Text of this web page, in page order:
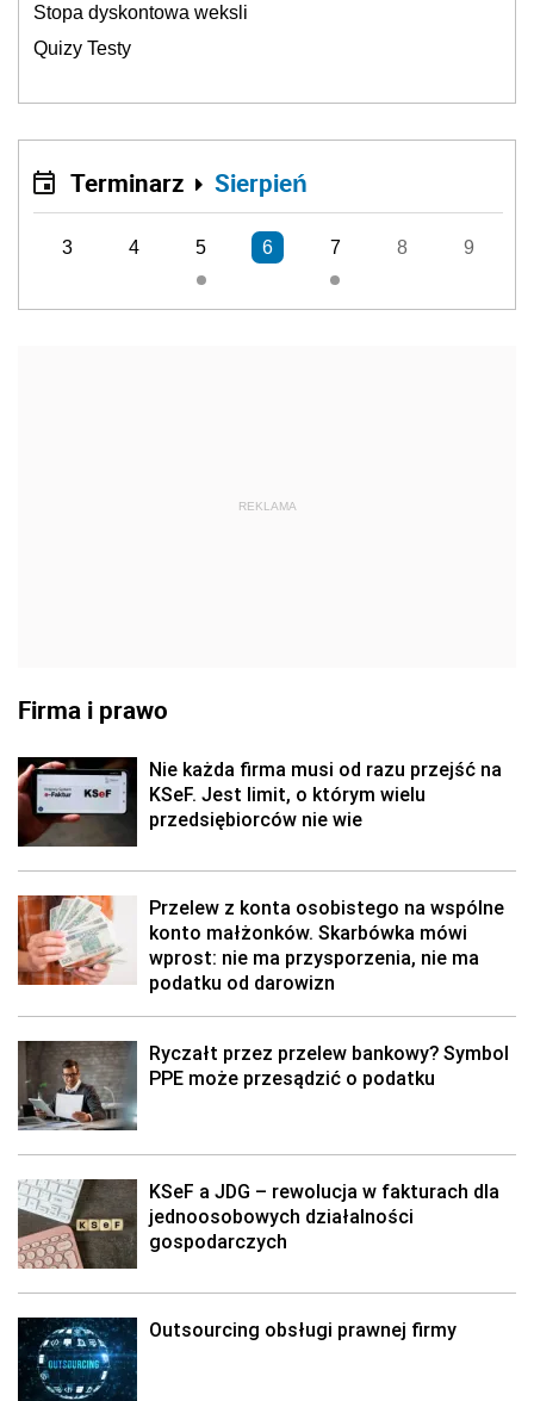
Stopa dyskontowa weksli
Quizy Testy
Terminarz Sierpień
3 4 5 6 7 8 9
REKLAMA
Firma i prawo
Nie każda firma musi od razu przejść na
KSeF. Jest limit, o którym wielu
przedsiębiorców nie wie
Przelew z konta osobistego na wspólne
konto małżonków. Skarbówka mówi
wprost: nie ma przysporzenia, nie ma
podatku od darowizn
Ryczałt przez przelew bankowy? Symbol
PPE może przesądzić o podatku
KSeF a JDG – rewolucja w fakturach dla
jednoosobowych działalności
gospodarczych
Outsourcing obsługi prawnej firmy